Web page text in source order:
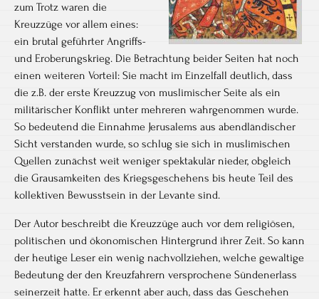
zum Trotz waren die
Kreuzzüge vor allem eines:
ein brutal geführter Angriffs-
und Eroberungskrieg. Die Betrachtung beider Seiten hat noch
einen weiteren Vorteil: Sie macht im Einzelfall deutlich, dass
die z.B. der erste Kreuzzug von muslimischer Seite als ein
militärischer Konflikt unter mehreren wahrgenommen wurde.
So bedeutend die Einnahme Jerusalems aus abendländischer
Sicht verstanden wurde, so schlug sie sich in muslimischen
Quellen zunächst weit weniger spektakulär nieder, obgleich
die Grausamkeiten des Kriegsgeschehens bis heute Teil des
kollektiven Bewusstsein in der Levante sind.
Der Autor beschreibt die Kreuzzüge auch vor dem religiösen,
politischen und ökonomischen Hintergrund ihrer Zeit. So kann
der heutige Leser ein wenig nachvollziehen, welche gewaltige
Bedeutung der den Kreuzfahrern versprochene Sündenerlass
seinerzeit hatte. Er erkennt aber auch, dass das Geschehen